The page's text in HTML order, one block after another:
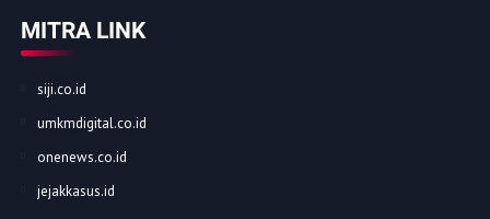
MITRA LINK
siji.co.id
umkmdigital.co.id
onenews.co.id
jejakkasus.id